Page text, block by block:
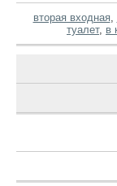
вторая входная,
туалет, в